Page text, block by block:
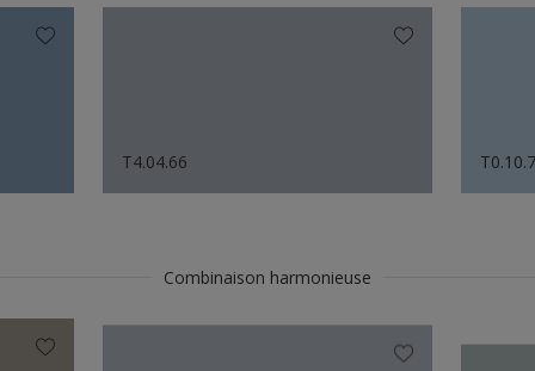
T4.04.66
Combinaison harmonieuse